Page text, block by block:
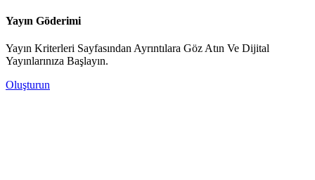
Yayın Göderimi
Yayın Kriterleri Sayfasından Ayrıntılara Göz Atın Ve Dijital
Yayınlarınıza Başlayın.
Oluşturun